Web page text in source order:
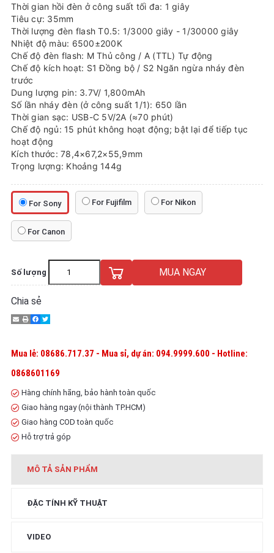
Thời gian hồi đèn ở công suất tối đa: 1 giây
Tiêu cự: 35mm
Thời lượng đèn flash T0.5: 1/3000 giây - 1/30000 giây
Nhiệt độ màu: 6500±200K
Chế độ đèn flash: M Thủ công / A (TTL) Tự động
Chế độ kích hoạt: S1 Đồng bộ / S2 Ngăn ngừa nháy đèn
trước
Dung lượng pin: 3.7V/ 1,800mAh
Số lần nháy đèn (ở công suất 1/1): 650 lần
Thời gian sạc: USB-C 5V/2A (≈70 phút)
Chế độ ngủ: 15 phút không hoạt động; bật lại để tiếp tục
hoạt động
Kích thước: 78,4×67,2×55,9mm
Trọng lượng: Khoảng 144g
For Sony For Fujifilm For Nikon
For Canon
Số lượng MUA NGAY
Chia sẻ
Mua lẻ: 08686.717.37 - Mua sỉ, dự án: 094.9999.600 - Hotline:
0868601169
Hàng chính hãng, bảo hành toàn quốc
Giao hàng ngay (nội thành TP.HCM)
Giao hàng COD toàn quốc
Hỗ trợ trả góp
MÔ TẢ SẢN PHẨM
ĐẶC TÍNH KỸ THUẬT
VIDEO